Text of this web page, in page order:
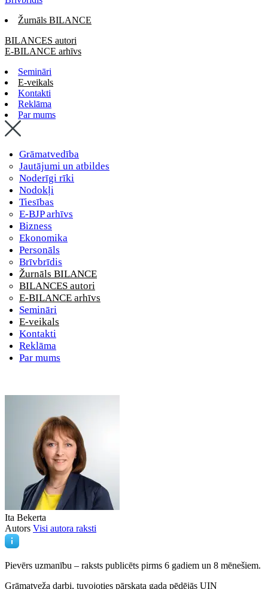
Žurnāls BILANCE
BILANCES autori
E-BILANCE arhīvs
Semināri
E-veikals
Kontakti
Reklāma
Par mums
Grāmatvedība
Jautājumi un atbildes
Noderīgi rīki
Nodokļi
Tiesības
E-BJP arhīvs
Bizness
Ekonomika
Personāls
Brīvbrīdis
Žurnāls BILANCE
BILANCES autori
E-BILANCE arhīvs
Semināri
E-veikals
Kontakti
Reklāma
Par mums
Ita Bekerta
Autors Visi autora raksti
Pievērs uzmanību – raksts publicēts pirms 6 gadiem un 8 mēnešiem.
Grāmatveža darbi, tuvojoties pārskata gada pēdējās UIN